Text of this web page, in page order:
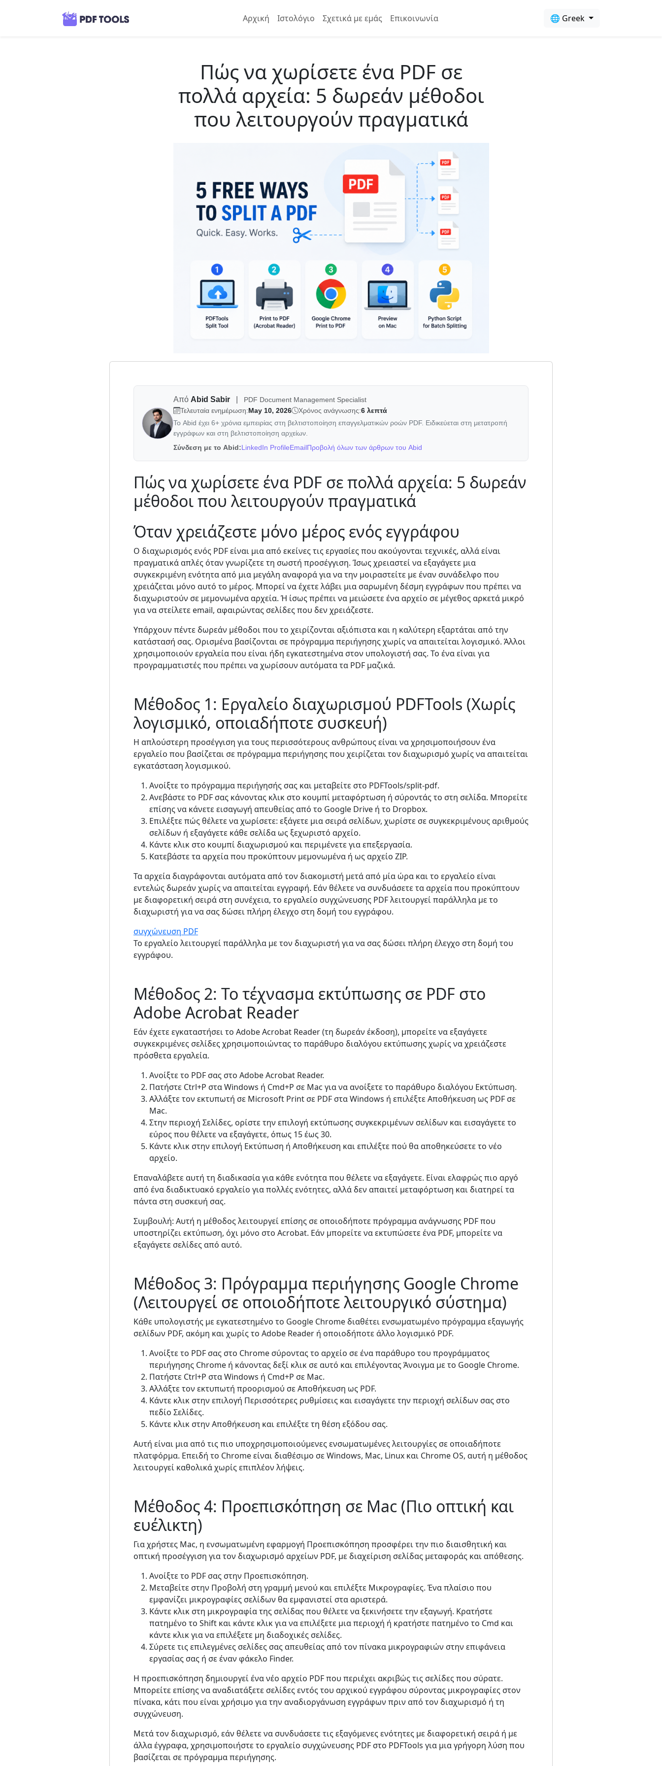
Αρχική Ιστολόγιο Σχετικά με εμάς Επικοινωνία 🌐 Greek
Πώς να χωρίσετε ένα PDF σε
πολλά αρχεία: 5 δωρεάν μέθοδοι
που λειτουργούν πραγματικά
Από Abid Sabir
PDF Document Management Specialist
Τελευταία ενημέρωση:May 10, 2026 Χρόνος ανάγνωσης:6 λεπτά
Το Abid έχει 6+ χρόνια εμπειρίας στη βελτιστοποίηση επαγγελματικών ροών PDF. Ειδικεύεται στη μετατροπή
εγγράφων και στη βελτιστοποίηση αρχείων.
Σύνδεση με το Abid:LinkedIn ProfileEmailΠροβολή όλων των άρθρων του Abid
Πώς να χωρίσετε ένα PDF σε πολλά αρχεία: 5 δωρεάν
μέθοδοι που λειτουργούν πραγματικά
Όταν χρειάζεστε μόνο μέρος ενός εγγράφου
Ο διαχωρισμός ενός PDF είναι μια από εκείνες τις εργασίες που ακούγονται τεχνικές, αλλά είναι
πραγματικά απλές όταν γνωρίζετε τη σωστή προσέγγιση. Ίσως χρειαστεί να εξαγάγετε μια
συγκεκριμένη ενότητα από μια μεγάλη αναφορά για να την μοιραστείτε με έναν συνάδελφο που
χρειάζεται μόνο αυτό το μέρος. Μπορεί να έχετε λάβει μια σαρωμένη δέσμη εγγράφων που πρέπει να
διαχωριστούν σε μεμονωμένα αρχεία. Ή ίσως πρέπει να μειώσετε ένα αρχείο σε μέγεθος αρκετά μικρό
για να στείλετε email, αφαιρώντας σελίδες που δεν χρειάζεστε.
Υπάρχουν πέντε δωρεάν μέθοδοι που το χειρίζονται αξιόπιστα και η καλύτερη εξαρτάται από την
κατάστασή σας. Ορισμένα βασίζονται σε πρόγραμμα περιήγησης χωρίς να απαιτείται λογισμικό. Άλλοι
χρησιμοποιούν εργαλεία που είναι ήδη εγκατεστημένα στον υπολογιστή σας. Το ένα είναι για
προγραμματιστές που πρέπει να χωρίσουν αυτόματα τα PDF μαζικά.
Μέθοδος 1: Εργαλείο διαχωρισμού PDFTools (Χωρίς
λογισμικό, οποιαδήποτε συσκευή)
Η απλούστερη προσέγγιση για τους περισσότερους ανθρώπους είναι να χρησιμοποιήσουν ένα
εργαλείο που βασίζεται σε πρόγραμμα περιήγησης που χειρίζεται τον διαχωρισμό χωρίς να απαιτείται
εγκατάσταση λογισμικού.
Ανοίξτε το πρόγραμμα περιήγησής σας και μεταβείτε στο PDFTools/split-pdf.
Ανεβάστε το PDF σας κάνοντας κλικ στο κουμπί μεταφόρτωση ή σύροντάς το στη σελίδα. Μπορείτε
επίσης να κάνετε εισαγωγή απευθείας από το Google Drive ή το Dropbox.
Επιλέξτε πώς θέλετε να χωρίσετε: εξάγετε μια σειρά σελίδων, χωρίστε σε συγκεκριμένους αριθμούς
σελίδων ή εξαγάγετε κάθε σελίδα ως ξεχωριστό αρχείο.
Κάντε κλικ στο κουμπί διαχωρισμού και περιμένετε για επεξεργασία.
Κατεβάστε τα αρχεία που προκύπτουν μεμονωμένα ή ως αρχείο ZIP.
Τα αρχεία διαγράφονται αυτόματα από τον διακομιστή μετά από μία ώρα και το εργαλείο είναι
εντελώς δωρεάν χωρίς να απαιτείται εγγραφή. Εάν θέλετε να συνδυάσετε τα αρχεία που προκύπτουν
με διαφορετική σειρά στη συνέχεια, το εργαλείο συγχώνευσης PDF λειτουργεί παράλληλα με το
διαχωριστή για να σας δώσει πλήρη έλεγχο στη δομή του εγγράφου.
συγχώνευση PDF
Το εργαλείο λειτουργεί παράλληλα με τον διαχωριστή για να σας δώσει πλήρη έλεγχο στη δομή του
εγγράφου.
Μέθοδος 2: Το τέχνασμα εκτύπωσης σε PDF στο
Adobe Acrobat Reader
Εάν έχετε εγκαταστήσει το Adobe Acrobat Reader (τη δωρεάν έκδοση), μπορείτε να εξαγάγετε
συγκεκριμένες σελίδες χρησιμοποιώντας το παράθυρο διαλόγου εκτύπωσης χωρίς να χρειάζεστε
πρόσθετα εργαλεία.
Ανοίξτε το PDF σας στο Adobe Acrobat Reader.
Πατήστε Ctrl+P στα Windows ή Cmd+P σε Mac για να ανοίξετε το παράθυρο διαλόγου Εκτύπωση.
Αλλάξτε τον εκτυπωτή σε Microsoft Print σε PDF στα Windows ή επιλέξτε Αποθήκευση ως PDF σε
Mac.
Στην περιοχή Σελίδες, ορίστε την επιλογή εκτύπωσης συγκεκριμένων σελίδων και εισαγάγετε το
εύρος που θέλετε να εξαγάγετε, όπως 15 έως 30.
Κάντε κλικ στην επιλογή Εκτύπωση ή Αποθήκευση και επιλέξτε πού θα αποθηκεύσετε το νέο
αρχείο.
Επαναλάβετε αυτή τη διαδικασία για κάθε ενότητα που θέλετε να εξαγάγετε. Είναι ελαφρώς πιο αργό
από ένα διαδικτυακό εργαλείο για πολλές ενότητες, αλλά δεν απαιτεί μεταφόρτωση και διατηρεί τα
πάντα στη συσκευή σας.
Συμβουλή: Αυτή η μέθοδος λειτουργεί επίσης σε οποιοδήποτε πρόγραμμα ανάγνωσης PDF που
υποστηρίζει εκτύπωση, όχι μόνο στο Acrobat. Εάν μπορείτε να εκτυπώσετε ένα PDF, μπορείτε να
εξαγάγετε σελίδες από αυτό.
Μέθοδος 3: Πρόγραμμα περιήγησης Google Chrome
(Λειτουργεί σε οποιοδήποτε λειτουργικό σύστημα)
Κάθε υπολογιστής με εγκατεστημένο το Google Chrome διαθέτει ενσωματωμένο πρόγραμμα εξαγωγής
σελίδων PDF, ακόμη και χωρίς το Adobe Reader ή οποιοδήποτε άλλο λογισμικό PDF.
Ανοίξτε το PDF σας στο Chrome σύροντας το αρχείο σε ένα παράθυρο του προγράμματος
περιήγησης Chrome ή κάνοντας δεξί κλικ σε αυτό και επιλέγοντας Άνοιγμα με το Google Chrome.
Πατήστε Ctrl+P στα Windows ή Cmd+P σε Mac.
Αλλάξτε τον εκτυπωτή προορισμού σε Αποθήκευση ως PDF.
Κάντε κλικ στην επιλογή Περισσότερες ρυθμίσεις και εισαγάγετε την περιοχή σελίδων σας στο
πεδίο Σελίδες.
Κάντε κλικ στην Αποθήκευση και επιλέξτε τη θέση εξόδου σας.
Αυτή είναι μια από τις πιο υποχρησιμοποιούμενες ενσωματωμένες λειτουργίες σε οποιαδήποτε
πλατφόρμα. Επειδή το Chrome είναι διαθέσιμο σε Windows, Mac, Linux και Chrome OS, αυτή η μέθοδος
λειτουργεί καθολικά χωρίς επιπλέον λήψεις.
Μέθοδος 4: Προεπισκόπηση σε Mac (Πιο οπτική και
ευέλικτη)
Για χρήστες Mac, η ενσωματωμένη εφαρμογή Προεπισκόπηση προσφέρει την πιο διαισθητική και
οπτική προσέγγιση για τον διαχωρισμό αρχείων PDF, με διαχείριση σελίδας μεταφοράς και απόθεσης.
Ανοίξτε το PDF σας στην Προεπισκόπηση.
Μεταβείτε στην Προβολή στη γραμμή μενού και επιλέξτε Μικρογραφίες. Ένα πλαίσιο που
εμφανίζει μικρογραφίες σελίδων θα εμφανιστεί στα αριστερά.
Κάντε κλικ στη μικρογραφία της σελίδας που θέλετε να ξεκινήσετε την εξαγωγή. Κρατήστε
πατημένο το Shift και κάντε κλικ για να επιλέξετε μια περιοχή ή κρατήστε πατημένο το Cmd και
κάντε κλικ για να επιλέξετε μη διαδοχικές σελίδες.
Σύρετε τις επιλεγμένες σελίδες σας απευθείας από τον πίνακα μικρογραφιών στην επιφάνεια
εργασίας σας ή σε έναν φάκελο Finder.
Η προεπισκόπηση δημιουργεί ένα νέο αρχείο PDF που περιέχει ακριβώς τις σελίδες που σύρατε.
Μπορείτε επίσης να αναδιατάξετε σελίδες εντός του αρχικού εγγράφου σύροντας μικρογραφίες στον
πίνακα, κάτι που είναι χρήσιμο για την αναδιοργάνωση εγγράφων πριν από τον διαχωρισμό ή τη
συγχώνευση.
Μετά τον διαχωρισμό, εάν θέλετε να συνδυάσετε τις εξαγόμενες ενότητες με διαφορετική σειρά ή με
άλλα έγγραφα, χρησιμοποιήστε το εργαλείο συγχώνευσης PDF στο PDFTools για μια γρήγορη λύση που
βασίζεται σε πρόγραμμα περιήγησης.